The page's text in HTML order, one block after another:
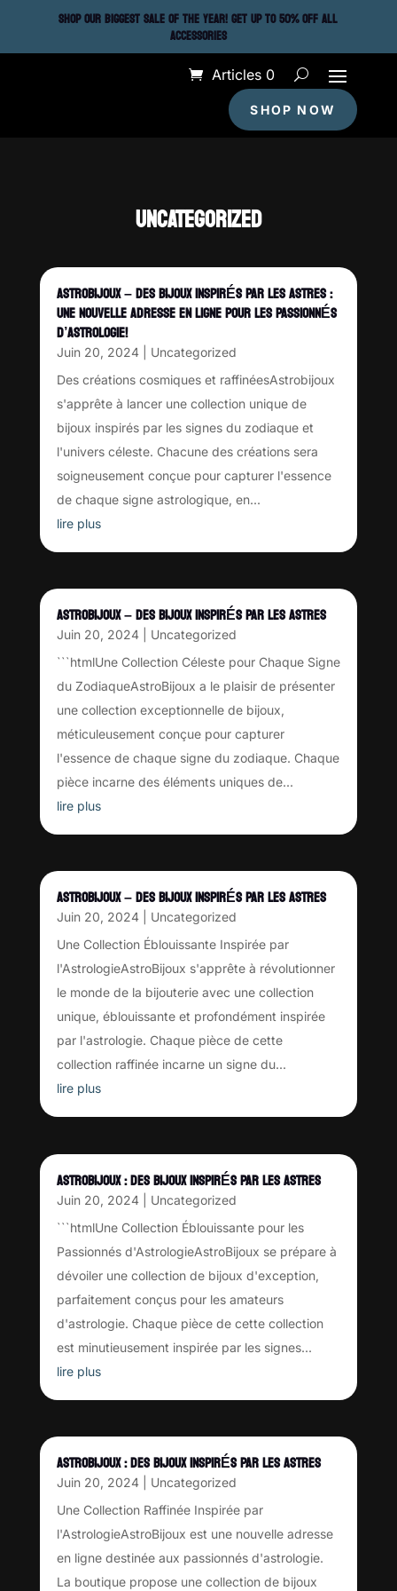
SHOP OUR BIGGEST SALE OF THE YEAR! GET UP TO 50% OFF ALL
ACCESSORIES
Articles 0
SHOP NOW
UNCATEGORIZED
ASTROBIJOUX – DES BIJOUX INSPIRÉS PAR LES ASTRES :
UNE NOUVELLE ADRESSE EN LIGNE POUR LES PASSIONNÉS
D’ASTROLOGIE!
Juin 20, 2024| Uncategorized
Des créations cosmiques et raffinéesAstrobijoux
s'apprête à lancer une collection unique de
bijoux inspirés par les signes du zodiaque et
l'univers céleste. Chacune des créations sera
soigneusement conçue pour capturer l'essence
de chaque signe astrologique, en...
lire plus
ASTROBIJOUX – DES BIJOUX INSPIRÉS PAR LES ASTRES
Juin 20, 2024| Uncategorized
```htmlUne Collection Céleste pour Chaque Signe
du ZodiaqueAstroBijoux a le plaisir de présenter
une collection exceptionnelle de bijoux,
méticuleusement conçue pour capturer
l'essence de chaque signe du zodiaque. Chaque
pièce incarne des éléments uniques de...
lire plus
ASTROBIJOUX – DES BIJOUX INSPIRÉS PAR LES ASTRES
Juin 20, 2024| Uncategorized
Une Collection Éblouissante Inspirée par
l'AstrologieAstroBijoux s'apprête à révolutionner
le monde de la bijouterie avec une collection
unique, éblouissante et profondément inspirée
par l'astrologie. Chaque pièce de cette
collection raffinée incarne un signe du...
lire plus
ASTROBIJOUX : DES BIJOUX INSPIRÉS PAR LES ASTRES
Juin 20, 2024| Uncategorized
```htmlUne Collection Éblouissante pour les
Passionnés d'AstrologieAstroBijoux se prépare à
dévoiler une collection de bijoux d'exception,
parfaitement conçus pour les amateurs
d'astrologie. Chaque pièce de cette collection
est minutieusement inspirée par les signes...
lire plus
ASTROBIJOUX : DES BIJOUX INSPIRÉS PAR LES ASTRES
Juin 20, 2024| Uncategorized
Une Collection Raffinée Inspirée par
l'AstrologieAstroBijoux est une nouvelle adresse
en ligne destinée aux passionnés d'astrologie.
La boutique propose une collection de bijoux